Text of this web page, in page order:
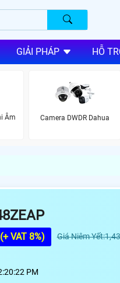
GIẢI PHÁP HỖ
Âm Camera DWDR Dahua
(+ VAT 8%) Giá Niêm
PM